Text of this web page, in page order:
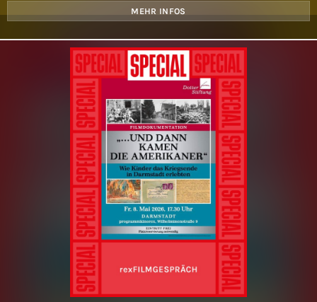
MEHR INFOS